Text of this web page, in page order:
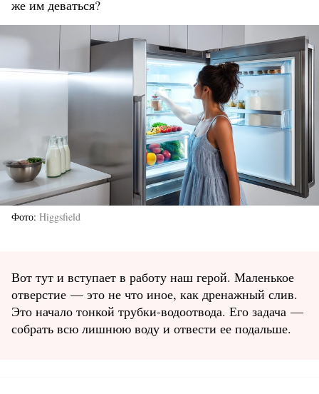
же им деваться?
Фото Higgsfield
Вот тут и вступает в работу наш герой. Маленькое
отверстие — это не что иное, как дренажный слив.
Это начало тонкой трубки-водоотвода. Его задача —
собрать всю лишнюю воду и отвести ее подальше.